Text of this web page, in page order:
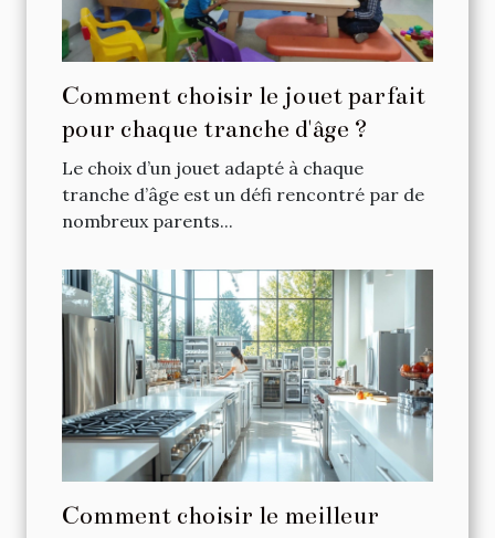
Comment choisir le jouet parfait
pour chaque tranche d'âge ?
Le choix d’un jouet adapté à chaque
tranche d’âge est un défi rencontré par de
nombreux parents...
Comment choisir le meilleur